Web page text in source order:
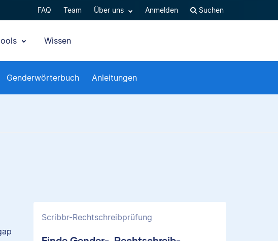
FAQ Team Über uns Anmelden Suchen
Wissen
Genderwörterbuch Anleitungen
Scribbr-Rechtschreibprüfung